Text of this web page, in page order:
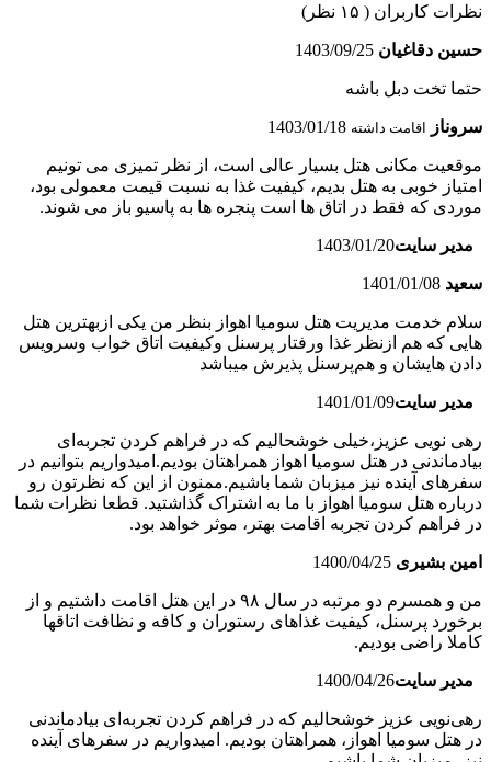
نظرات کاربران ( ۱۵ نظر)
حسین دقاغیان 1403/09/25
حتما تخت دبل باشه
سروناز اقامت داشته 1403/01/18
موقعیت مکانی هتل بسیار عالی است، از نظر تمیزی می تونیم
امتیاز خوبی به هتل بدیم، کیفیت غذا به نسبت قیمت معمولی بود،
موردی که فقط در اتاق ها است پنجره ها به پاسیو باز می شوند.
مدیر سایت1403/01/20
سعید 1401/01/08
سلام خدمت مدیریت هتل سومیا اهواز بنظر من یکی ازبهترین هتل
هایی که هم ازنظر غذا ورفتار پرسنل وکیفیت اتاق خواب وسرویس
دادن هایشان و هم‌پرسنل پذیرش میباشد
مدیر سایت1401/01/09
رهی نویی عزیز،خیلی خوشحالیم که در فراهم کردن تجربه‌ای
بیادماندنی در هتل سومیا اهواز همراهتان بودیم.امیدواریم بتوانیم در
سفرهای آینده نیز میزبان شما باشیم.ممنون از این که نظرتون رو
درباره هتل سومیا اهواز با ما به اشتراک گذاشتید. قطعا نظرات شما
در فراهم کردن تجربه اقامت بهتر، موثر خواهد بود.
امین بشیری 1400/04/25
من و همسرم دو مرتبه در سال ۹۸ در این هتل اقامت داشتیم و از
برخورد پرسنل، کیفیت غذاهای رستوران و کافه و نظافت اتاقها
کاملا راضی بودیم.
مدیر سایت1400/04/26
رهی‌نویی عزیز خوشحالیم که در فراهم کردن تجربه‌ای بیادماندنی
در هتل سومیا اهواز، همراهتان بودیم. امیدواریم در سفرهای آینده